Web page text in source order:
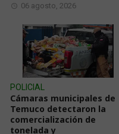
06 agosto, 2026
POLICIAL
Cámaras municipales de
Temuco detectaron la
comercialización de
tonelada y